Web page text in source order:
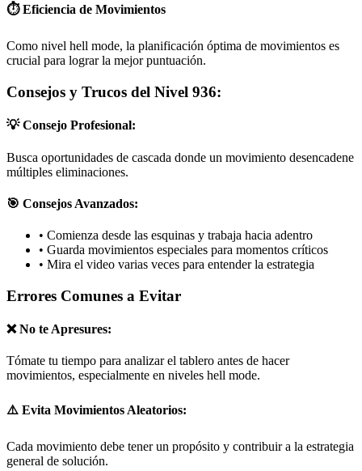
⏱️ Eficiencia de Movimientos
Como nivel hell mode, la planificación óptima de movimientos es
crucial para lograr la mejor puntuación.
Consejos y Trucos del Nivel 936:
💡 Consejo Profesional:
Busca oportunidades de cascada donde un movimiento desencadene
múltiples eliminaciones.
🎯 Consejos Avanzados:
• Comienza desde las esquinas y trabaja hacia adentro
• Guarda movimientos especiales para momentos críticos
• Mira el video varias veces para entender la estrategia
Errores Comunes a Evitar
❌ No te Apresures:
Tómate tu tiempo para analizar el tablero antes de hacer
movimientos, especialmente en niveles hell mode.
⚠️ Evita Movimientos Aleatorios:
Cada movimiento debe tener un propósito y contribuir a la estrategia
general de solución.